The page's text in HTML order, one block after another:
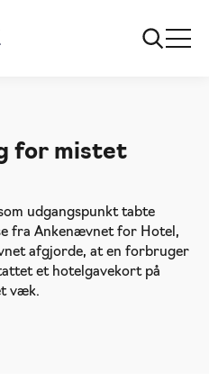
for mistet gavekort
for mistet
udgangspunkt tabte
fra Ankenævnet for Hotel,
afgjorde, at en forbruger
et hotelgavekort på
væk.